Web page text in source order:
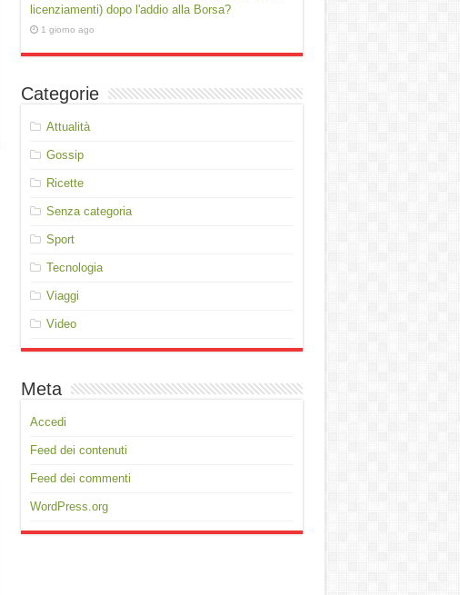
licenziamenti) dopo l'addio alla Borsa?
1 giorno ago
Categorie
Attualità
Gossip
Ricette
Senza categoria
Sport
Tecnologia
Viaggi
Video
Meta
Accedi
Feed dei contenuti
Feed dei commenti
WordPress.org